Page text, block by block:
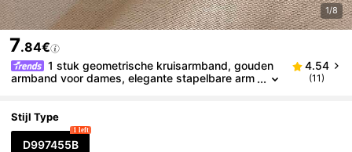
1/8
7.84€
1 stuk geometrische kruisarmband, gouden
armband voor dames, elegante stapelbare arm
4.54
(11)
Stijl Type
D997455B
1 left